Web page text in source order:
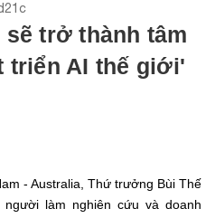
sẽ trở thành tâm
triển AI thế giới'
- Australia, Thứ trưởng Bùi Thế
làm nghiên cứu và doanh